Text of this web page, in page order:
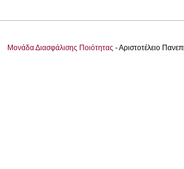
Μονάδα Διασφάλισης Ποιότητας - Αριστοτέλειο